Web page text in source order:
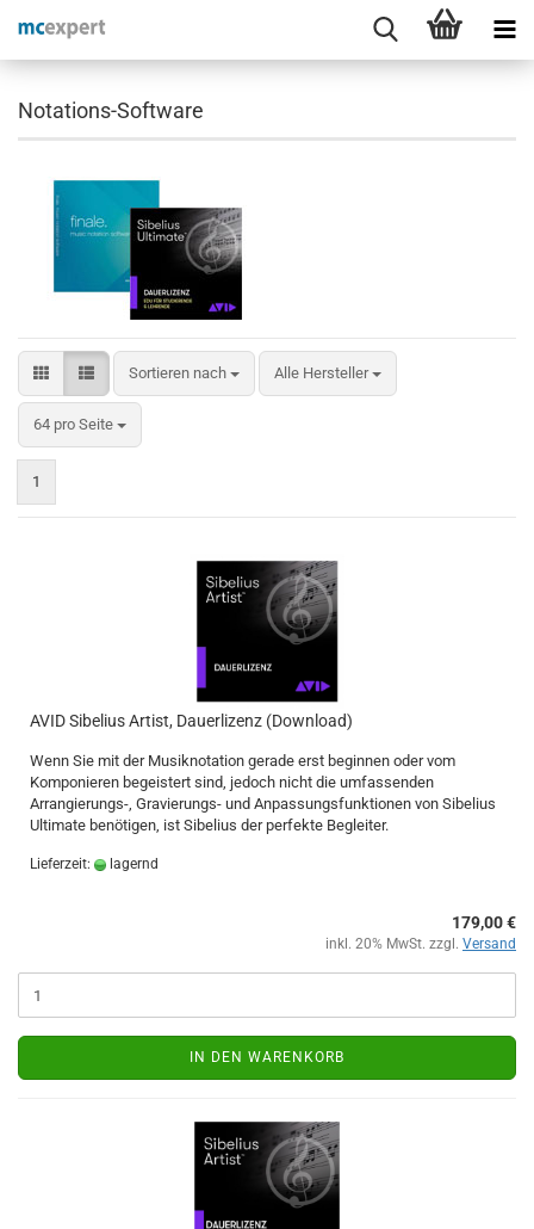
Notations-Software
Sortieren nach
Sortieren nach Alle Hersteller
64 pro Seite
pro Seite
1
AVID Sibelius Artist, Dauerlizenz (Download)
Wenn Sie mit der Musiknotation gerade erst beginnen oder vom
Komponieren begeistert sind, jedoch nicht die umfassenden
Arrangierungs-, Gravierungs- und Anpassungsfunktionen von Sibelius
Ultimate benötigen, ist Sibelius der perfekte Begleiter.
Lieferzeit: lagernd
179,00 €
inkl. 20% MwSt. zzgl. Versand
IN DEN WARENKORB